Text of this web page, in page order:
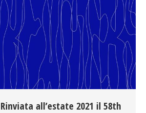
all’estate 2021 il 58th